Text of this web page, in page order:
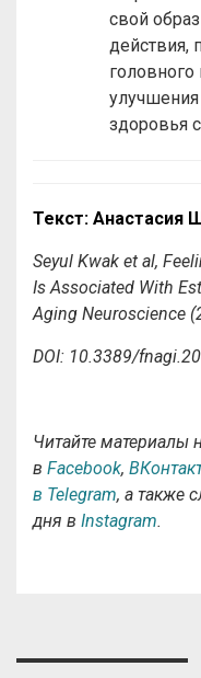
свой
действия,
здоровья
Текст: Анастасия
Seyul Kwak et al,
Is Associated With
Aging Neuroscience
DOI: 10.3389/
Читайте материалы
в Facebook,
в Telegram, а также
дня в Instagram.